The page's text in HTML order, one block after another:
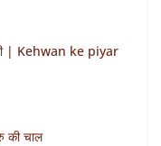
| Kehwan ke piyar
की चाल